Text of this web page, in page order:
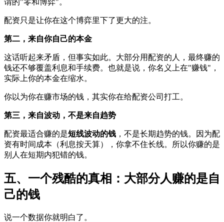
谓的"零和博弈"。
配资只是让你在这个博弈里下了更大的注。
第二，来自你自己的本金
这话听起来矛盾，但事实如此。大部分用配资的人，最终赚的
钱还不够覆盖利息和手续费。也就是说，你名义上在"赚钱"，
实际上你的本金在缩水。
你以为你在赚市场的钱，其实你在给配资公司打工。
第三，来自波动，不是来自趋势
配资最适合赚的是短线波动的钱 ，不是长期趋势的钱。因为配
资有时间成本（利息按天算），你拿不住长线。所以你赚的是
别人在短期内犯错的钱。
五、一个残酷的真相：大部分人赚的是自
己的钱
说一个数据你就明白了。